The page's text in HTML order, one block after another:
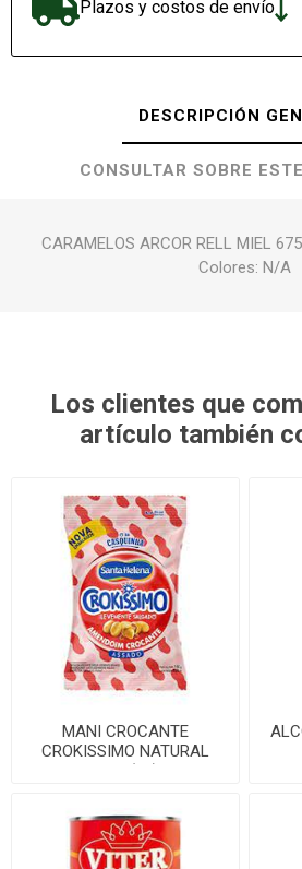
Plazos y costos de envío
DESCRIPCIÓN
CONSULTAR SOBRE
CARAMELOS ARCOR RELL MIEL
Colores: N/A
Los clientes que
artículo también
MANI CROCANTE
CROKISSIMO NATURAL
150G(24)